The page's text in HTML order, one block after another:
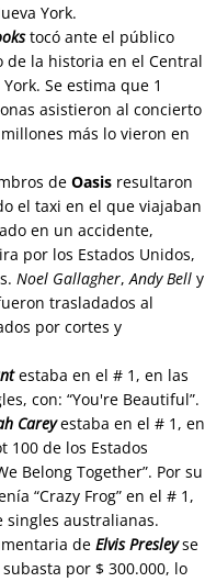
York.
tocó ante el público
de la historia en el Central
Se estima que 1
asistieron al concierto
más lo vieron en
de Oasisresultaron
el taxi en el que viajaban
en un accidente,
por los Estados Unidos,
Noel Gallagher,Andy Belly
trasladados al
por cortes y
estaba en el # 1, en las
con: “You're Beautiful”.
Careyestaba en el # 1, en
100 de los Estados
Belong Together”. Por su
“Crazy Frog” en el # 1,
singles australianas.
de Elvis Presleyse
por $ 300.000, lo